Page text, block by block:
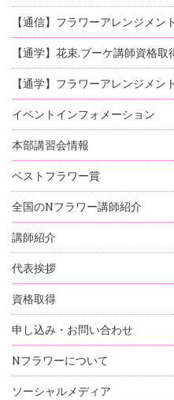
【通信】フラワーアレンジメン
【通学】花束.ブーケ講師資格取
【通学】フラワーアレンジメン
イベントインフォメーション
本部講習会情報
ベストフラワー賞
全国のNフラワー講師紹介
講師紹介
代表挨拶
資格取得
申し込み・お問い合わせ
Nフラワーについて
ソーシャルメディア